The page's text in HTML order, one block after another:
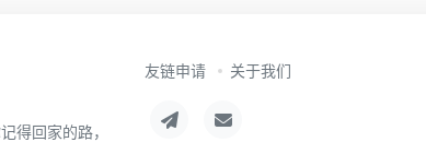
得回家的路，
友链申请 关于我们